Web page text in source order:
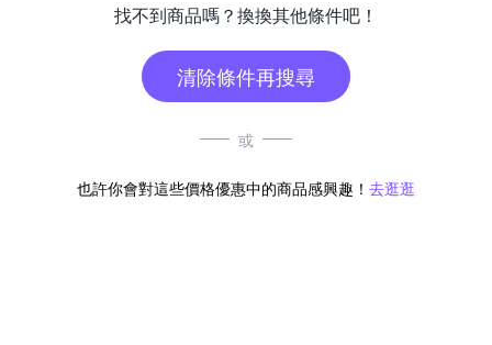
找不到商品嗎？換換其他條件吧！
清除條件再搜尋
或
也許你會對這些價格優惠中的商品感興趣！ 去逛逛